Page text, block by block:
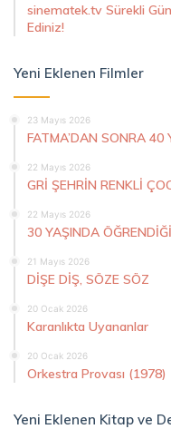
sinematek.tv Sürekli
Ediniz!
Yeni Eklenen Filmler
23 Mayıs 2026
FATMA’DAN SONRA 40
22 Mayıs 2026
GRİ ŞEHRİN RENKLİ
22 Mayıs 2026
30 YAŞINDA
21 Mayıs 2026
DİŞE DİŞ, SÖZE SÖZ
20 Ocak 2026
Karanlıkta Uyananlar
20 Ocak 2026
Orkestra Provası (1978)
Yeni Eklenen Kitap ve